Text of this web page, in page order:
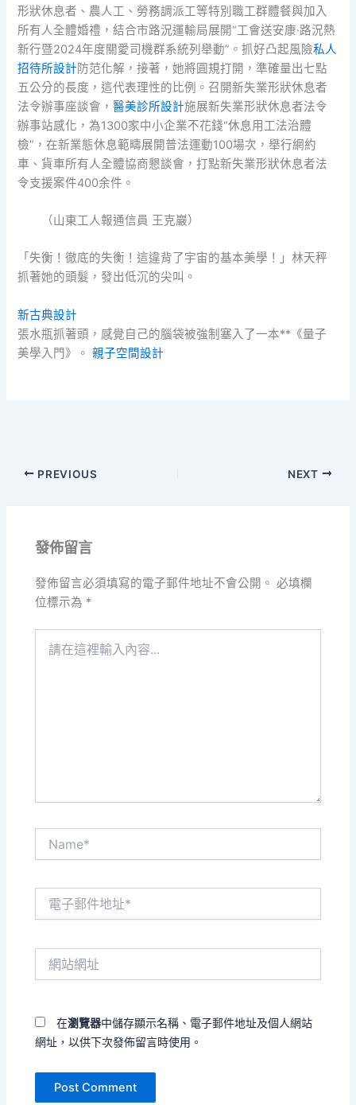
形狀休息者、農人工、勞務調派工等特別職工群體餐與加入
所有人全體婚禮，結合市路況運輸局展開“工會送安康·路況熱
新行暨2024年度關愛司機群系統列舉動”。抓好凸起風險私人
招待所設計防范化解，接著，她將圓規打開，準確量出七點
五公分的長度，這代表理性的比例。召開新失業形狀休息者
法令辦事座談會，醫美診所設計施展新失業形狀休息者法令
辦事站感化，為1300家中小企業不花錢“休息用工法治體
檢”，在新業態休息範疇展開普法運動100場次，舉行網約
車、貨車所有人全體協商懇談會，打點新失業形狀休息者法
令支援案件400余件。
（山東工人報通信員 王克巖）
「失衡！徹底的失衡！這違背了宇宙的基本美學！」林天秤
抓著她的頭髮，發出低沉的尖叫。
新古典設計
張水瓶抓著頭，感覺自己的腦袋被強制塞入了一本**《量子
美學入門》。親子空間設計
PREVIOUS NEXT
發佈留言
發佈留言必須填寫的電子郵件地址不會公開。 必填欄
位標示為 *
在瀏覽器中儲存顯示名稱、電子郵件地址及個人網站
網址，以供下次發佈留言時使用。